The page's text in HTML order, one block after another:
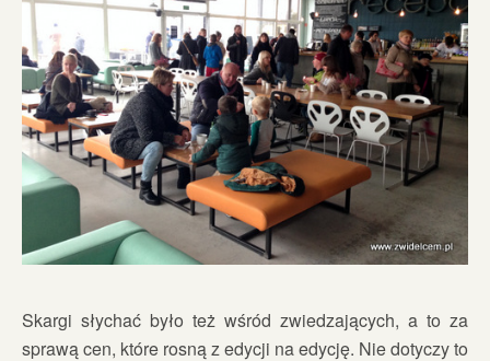
Skargi słychać było też wśród zwiedzających, a to za
sprawą cen, które rosną z edycji na edycję. Nie dotyczy to